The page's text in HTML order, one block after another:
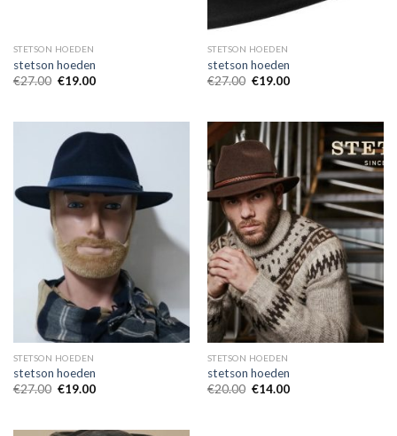
STETSON HOEDEN
stetson hoeden
€27.00 €19.00
STETSON HOEDEN
stetson hoeden
€27.00 €19.00
STETSON HOEDEN
stetson hoeden
€27.00 €19.00
STETSON HOEDEN
stetson hoeden
€20.00 €14.00